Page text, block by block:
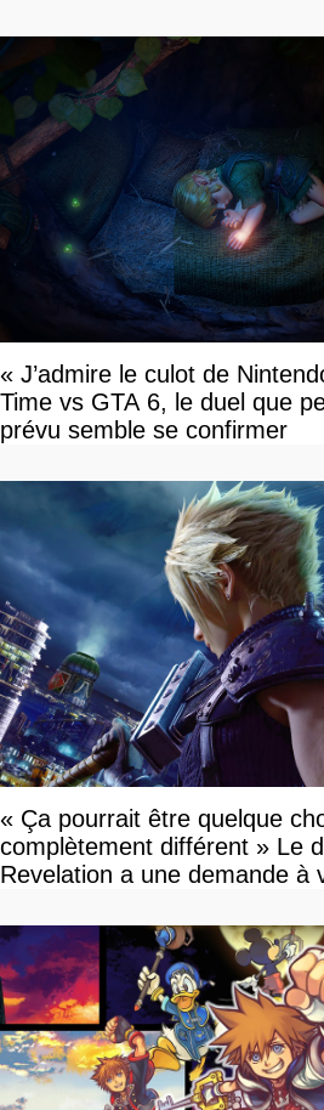
« J’admire le culot de
Time vs GTA 6, le duel que
prévu semble se confirmer
« Ça pourrait être quelque
complètement différent » Le
Revelation a une demande à